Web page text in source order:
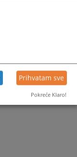
Prihvatam sve
Pokreće Klaro!